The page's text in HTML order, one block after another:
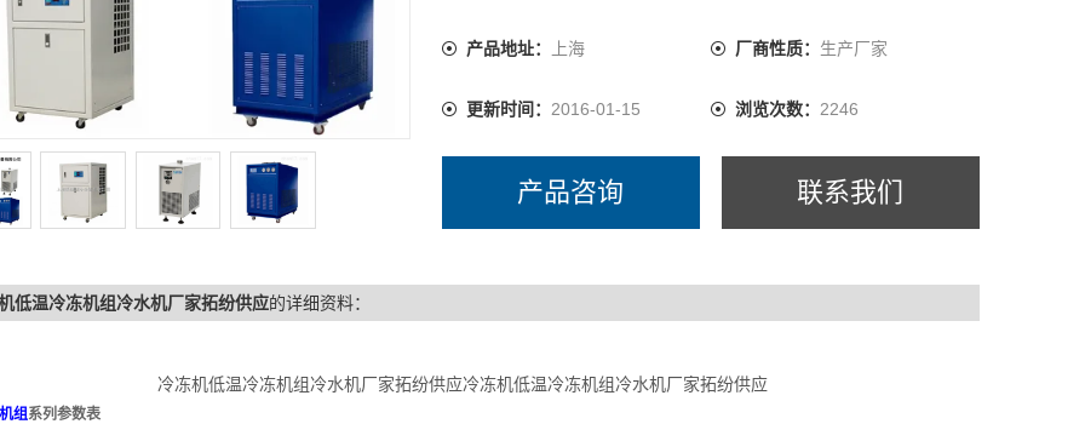
用。
水温±1℃，设定温度范围5℃—35℃
产品地址： 上海 厂商性质： 生产厂家
更新时间： 2016-01-15 浏览次数： 2246
产品咨询 联系我们
低温冷冻机组冷水机厂家拓纷供应的详细资料：
冷冻机低温冷冻机组冷水机厂家拓纷供应冷冻机低温冷冻机组冷水机厂家拓纷供应
组系列参数表